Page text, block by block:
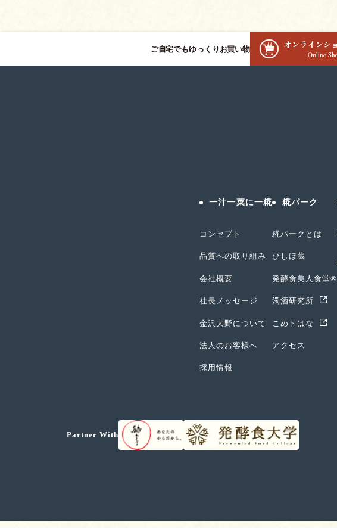
ご自宅でもゆっくりお買い物
一汁一菜に一糀
コンセプト
品質への取り組み
会社概要
社長メッセージ
金沢大野について
法人のお客様へ
採用情報
糀パーク
糀パークとは
ひしほ蔵
発酵食美人食堂®
濁酒研究所
こめトはな
アクセス
Partner With